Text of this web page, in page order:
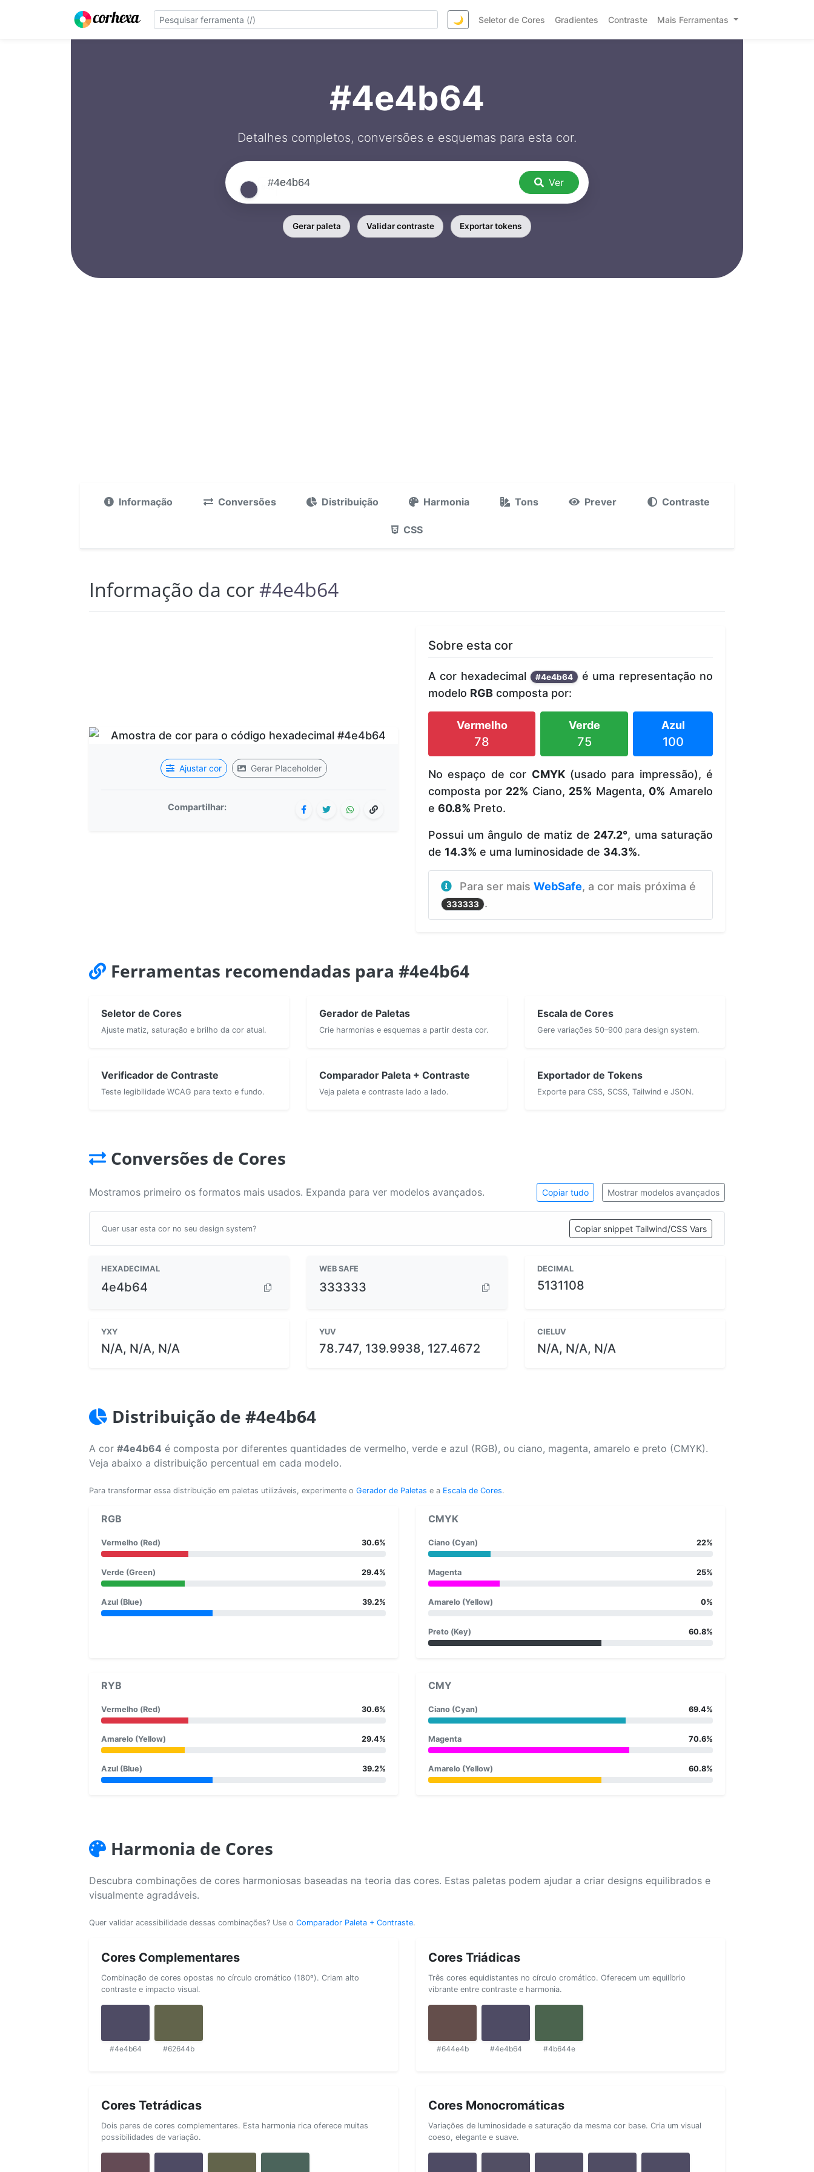
🌙 Seletor de Cores Gradientes Contraste Mais Ferramentas
#4e4b64
Detalhes completos, conversões e esquemas para esta cor.
Ver
Gerar paleta Validar contraste Exportar tokens
Informação Conversões Distribuição Harmonia Tons Prever Contraste
CSS
Informação da cor#4e4b64
Ajustar cor Gerar Placeholder
Compartilhar:
Sobre esta cor
A cor hexadecimal #4e4b64 é uma representação no
modelo RGB composta por:
Vermelho
78
Verde
75
Azul
100
No espaço de cor CMYK(usado para impressão), é
composta por 22% Ciano, 25% Magenta, 0% Amarelo
e 60.8% Preto.
Possui um ângulo de matiz de 247.2°, uma saturação
de 14.3% e uma luminosidade de 34.3%.
Para ser mais WebSafe, a cor mais próxima é
333333 .
Ferramentas recomendadas para #4e4b64
Seletor de Cores
Ajuste matiz, saturação e brilho da cor atual.
Gerador de Paletas
Crie harmonias e esquemas a partir desta cor.
Escala de Cores
Gere variações 50–900 para design system.
Verificador de Contraste
Teste legibilidade WCAG para texto e fundo.
Comparador Paleta + Contraste
Veja paleta e contraste lado a lado.
Exportador de Tokens
Exporte para CSS, SCSS, Tailwind e JSON.
Conversões de Cores
Mostramos primeiro os formatos mais usados. Expanda para ver modelos avançados. Copiar tudo Mostrar modelos avançados
Quer usar esta cor no seu design system? Copiar snippet Tailwind/CSS Vars
HEXADECIMAL
4e4b64
WEB SAFE
333333
DECIMAL
5131108
YXY
N/A, N/A, N/A
YUV
78.747, 139.9938, 127.4672
CIELUV
N/A, N/A, N/A
Distribuição de #4e4b64
A cor #4e4b64 é composta por diferentes quantidades de vermelho, verde e azul (RGB), ou ciano, magenta, amarelo e preto (CMYK).
Veja abaixo a distribuição percentual em cada modelo.
Para transformar essa distribuição em paletas utilizáveis, experimente o Gerador de Paletas e a Escala de Cores.
RGB
Vermelho (Red) 30.6%
Verde (Green) 29.4%
Azul (Blue) 39.2%
CMYK
Ciano (Cyan) 22%
Magenta 25%
Amarelo (Yellow) 0%
Preto (Key) 60.8%
RYB
Vermelho (Red) 30.6%
Amarelo (Yellow) 29.4%
Azul (Blue) 39.2%
CMY
Ciano (Cyan) 69.4%
Magenta 70.6%
Amarelo (Yellow) 60.8%
Harmonia de Cores
Descubra combinações de cores harmoniosas baseadas na teoria das cores. Estas paletas podem ajudar a criar designs equilibrados e
visualmente agradáveis.
Quer validar acessibilidade dessas combinações? Use o Comparador Paleta + Contraste.
Cores Complementares
Combinação de cores opostas no círculo cromático (180º). Criam alto
contraste e impacto visual.
#4e4b64 #62644b
Cores Triádicas
Três cores equidistantes no círculo cromático. Oferecem um equilíbrio
vibrante entre contraste e harmonia.
#644e4b #4e4b64 #4b644e
Cores Tetrádicas
Dois pares de cores complementares. Esta harmonia rica oferece muitas
possibilidades de variação.
Cores Monocromáticas
Variações de luminosidade e saturação da mesma cor base. Cria um visual
coeso, elegante e suave.